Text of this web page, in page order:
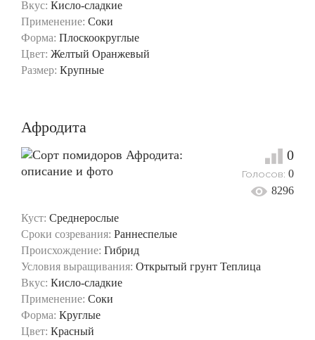
Вкус: Кисло-сладкие
Применение: Соки
Форма: Плоскоокруглые
Цвет: Желтый Оранжевый
Размер: Крупные
Афродита
Куст: Среднерослые
Сроки созревания: Раннеспелые
Происхождение: Гибрид
Условия выращивания: Открытый грунт Теплица
Вкус: Кисло-сладкие
Применение: Соки
Форма: Круглые
Цвет: Красный
0
Голосов: 0
8296